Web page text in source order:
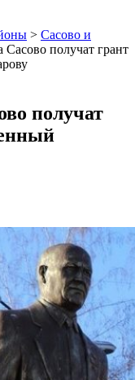
> Сасово и
получат грант
получат